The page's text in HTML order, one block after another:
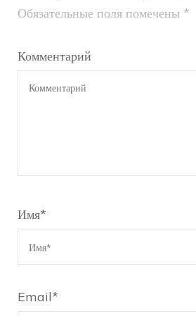
Обязательные поля помечены *
Комментарий
Имя*
Email*